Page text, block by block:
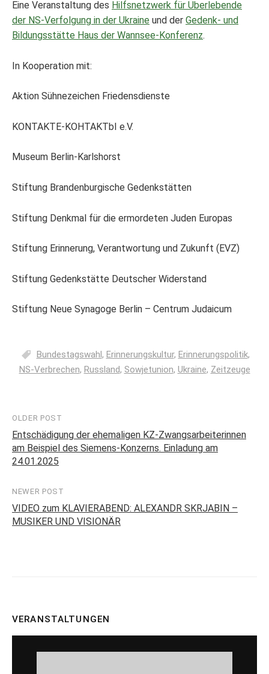
Eine Veranstaltung des Hilfsnetzwerk für Überlebende
der NS-Verfolgung in der Ukraine und der Gedenk- und
Bildungsstätte Haus der Wannsee-Konferenz.
In Kooperation mit:
Aktion Sühnezeichen Friedensdienste
KONTAKTE-KOHTAKTbI e.V.
Museum Berlin-Karlshorst
Stiftung Brandenburgische Gedenkstätten
Stiftung Denkmal für die ermordeten Juden Europas
Stiftung Erinnerung, Verantwortung und Zukunft (EVZ)
Stiftung Gedenkstätte Deutscher Widerstand
Stiftung Neue Synagoge Berlin – Centrum Judaicum
Bundestagswahl, Erinnerungskultur, Erinnerungspolitik,
NS-Verbrechen, Russland, Sowjetunion, Ukraine, Zeitzeuge
Post
navigation
OLDER POST
Entschädigung der ehemaligen KZ-Zwangsarbeiterinnen
am Beispiel des Siemens-Konzerns. Einladung am
24.01.2025
NEWER POST
VIDEO zum KLAVIERABEND: ALEXANDR SKRJABIN –
MUSIKER UND VISIONÄR
VERANSTALTUNGEN